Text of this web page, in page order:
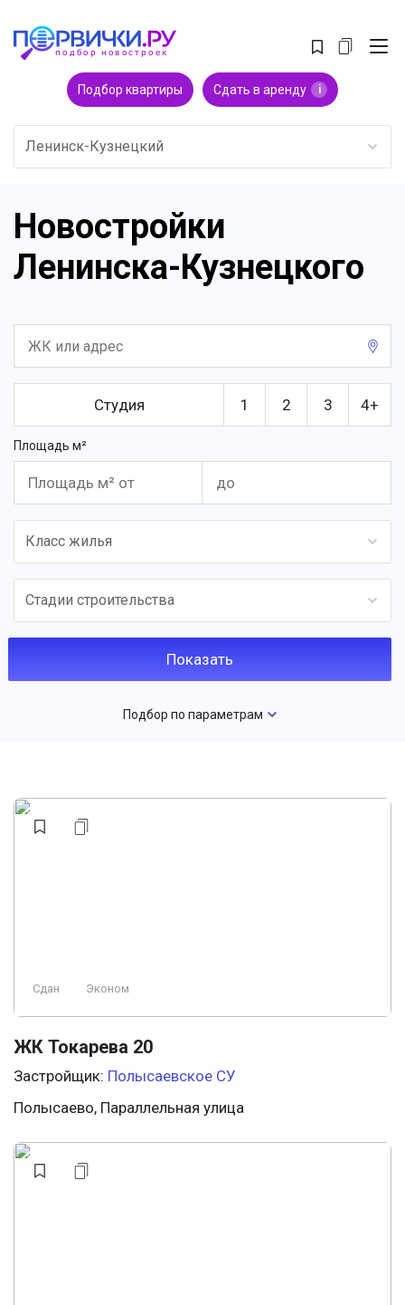
Подбор квартиры Сдать в аренду i
Ленинск-Кузнецкий
Новостройки
Ленинска-Кузнецкого
Студия 1 2 3 4+
Площадь м²
Класс жилья
Стадии строительства
Подбор по параметрам
Сдан Эконом
ЖК Токарева 20
Застройщик: Полысаевское СУ
Полысаево, Параллельная улица